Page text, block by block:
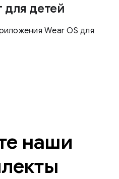
для детей
Wear OS для
наши